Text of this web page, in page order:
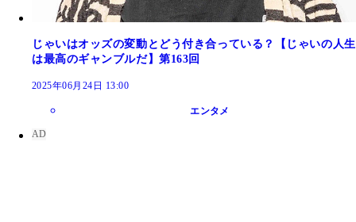
じゃいはオッズの変動とどう付き合っている？【じゃいの人生
は最高のギャンブルだ】第163回
2025年06月24日 13:00
エンタメ